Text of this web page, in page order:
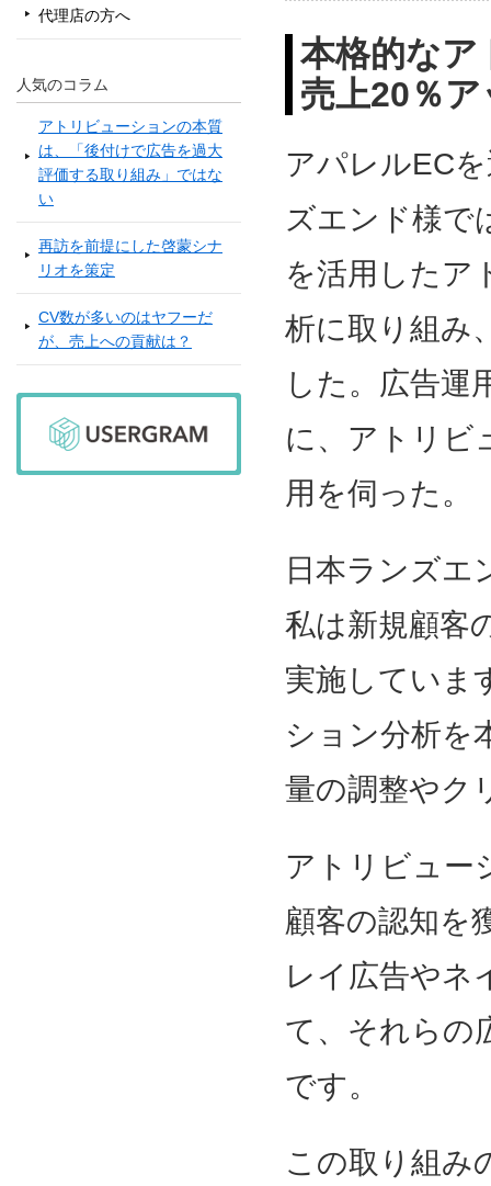
代理店の方へ
人気のコラム
アトリビューションの本質
は、「後付けで広告を過大
評価する取り組み」ではな
い
再訪を前提にした啓蒙シナ
リオを策定
CV数が多いのはヤフーだ
が、売上への貢献は？
本格的なア
売上20％
アパレルEC
ズエンド様で
を活用したア
析に取り組み
した。広告運
に、アトリビ
用を伺った。
日本ランズエ
私は新規顧客
実施していま
ション分析を
量の調整やク
アトリビュー
顧客の認知を
レイ広告やネ
て、それらの
です。
この取り組み